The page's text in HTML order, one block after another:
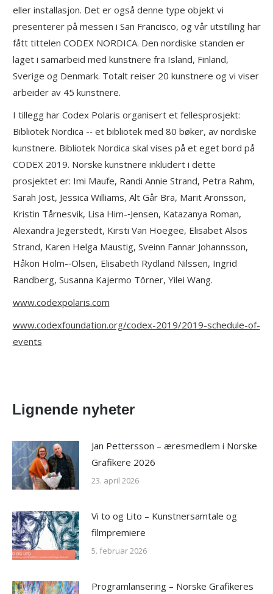
eller installasjon. Det er også denne type objekt vi
presenterer på messen i San Francisco, og vår utstilling har
fått tittelen CODEX NORDICA. Den nordiske standen er
laget i samarbeid med kunstnere fra Island, Finland,
Sverige og Denmark. Totalt reiser 20 kunstnere og vi viser
arbeider av 45 kunstnere.
I tillegg har Codex Polaris organisert et fellesprosjekt:
Bibliotek Nordica -­‐ et bibliotek med 80 bøker, av nordiske
kunstnere. Bibliotek Nordica skal vises på et eget bord på
CODEX 2019. Norske kunstnere inkludert i dette
prosjektet er: Imi Maufe, Randi Annie Strand, Petra Rahm,
Sarah Jost, Jessica Williams, Alt Går Bra, Marit Aronsson,
Kristin Tårnesvik, Lisa Him-­‐Jensen, Katazanya Roman,
Alexandra Jegerstedt, Kirsti Van Hoegee, Elisabet Alsos
Strand, Karen Helga Maustig, Sveinn Fannar Johannsson,
Håkon Holm-­‐Olsen, Elisabeth Rydland Nilssen, Ingrid
Randberg, Susanna Kajermo Törner, Yilei Wang.
www.codexpolaris.com
www.codexfoundation.org/codex-2019/2019-schedule-of-
events
Lignende nyheter
Jan Pettersson – æresmedlem i Norske
Grafikere 2026
23. april 2026
Vi to og Lito – Kunstnersamtale og
filmpremiere
5. februar 2026
Programlansering – Norske Grafikeres